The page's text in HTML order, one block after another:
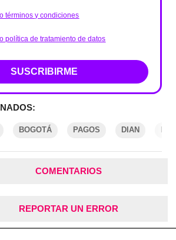
términos y condiciones
política de tratamiento de datos
SUSCRIBIRME
BOGOTÁ PAGOS DIAN
COMENTARIOS
REPORTAR UN ERROR